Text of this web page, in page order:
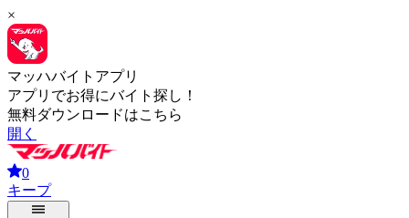
×
マッハバイトアプリ
アプリでお得にバイト探し！
無料ダウンロードはこちら
開く
0
キープ